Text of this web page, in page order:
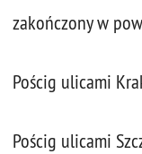
zakończony w
Pościg ulicami
Pościg ulicami